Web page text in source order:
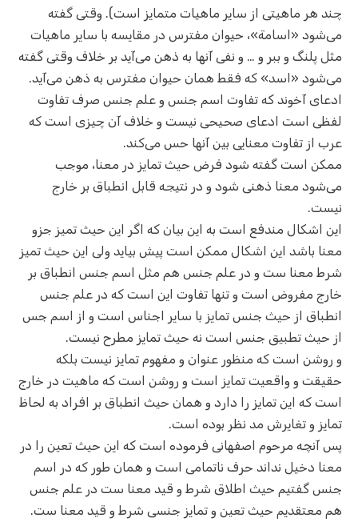
چند هر ماهیتی از سایر ماهیات متمایز است). وقتی گفته
می‌شود «اسامة»، حیوان مفترس در مقایسه با سایر ماهیات
مثل پلنگ و ببر و … و نفی آنها به ذهن می‌آید بر خلاف وقتی گفته
می‌شود «اسد» که فقط همان حیوان مفترس به ذهن می‌آید.
ادعای آخوند که تفاوت اسم جنس و علم جنس صرف تفاوت
لفظی است ادعای صحیحی نیست و خلاف آن چیزی است که
عرب از تفاوت معنایی بین آنها حس می‌کند.
ممکن است گفته شود فرض حیث تمایز در معنا، موجب
می‌شود معنا ذهنی شود و در نتیجه قابل انطباق بر خارج
نیست.
این اشکال مندفع است به این بیان که اگر این حیث تمیز جزو
معنا باشد این اشکال ممکن است پیش بیاید ولی این حیث تمیز
شرط معنا ست و در علم جنس هم مثل اسم جنس انطباق بر
خارج مفروض است و تنها تفاوت این است که در علم جنس
انطباق از حیث جنس تمایز با سایر اجناس است و از اسم جس
از حیث تطبیق جنس است نه حیث تمایز مطرح نیست.
و روشن است که منظور عنوان و مفهوم تمایز نیست بلکه
حقیقت و واقعیت تمایز است و روشن است که ماهیت در خارج
است که این تمایز را دارد و همان حیث انطباق بر افراد به لحاظ
تمایز و تغایرش مد نظر بوده است.
پس آنچه مرحوم اصفهانی فرموده است که این حیث تعین را در
معنا دخیل نداند حرف ناتمامی است و همان طور که در اسم
جنس گفتیم حیث اطلاق شرط و قید معنا ست در علم جنس
هم معتقدیم حیث تعین و تمایز جنسی شرط و قید معنا ست.